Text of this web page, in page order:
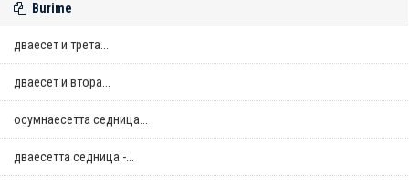
Burime
дваесет и трета...
дваесет и втора...
осумнaесетта седница...
дваесетта седница -...